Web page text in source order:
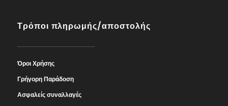
Τρόποι πληρωμής/αποστολής
Όροι Χρήσης
Γρήγορη Παράδοση
Ασφαλείς συναλλαγές